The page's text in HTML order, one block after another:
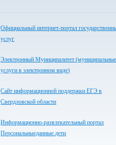
Официальный интернет-портал
услуг
Электронный Муниципалитет (муниципальные
услуги в электронном виде)
Сайт информационной поддержки ЕГЭ в
Свердловской области
Информационно-развлекательный портал
Персональныеданные.дети